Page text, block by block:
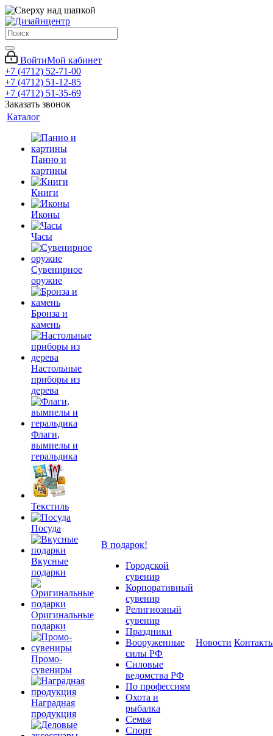
ВойтиМой кабинет
+7 (4712) 52-71-00
+7 (4712) 51-12-85
+7 (4712) 51-35-69
Заказать звонок
Каталог
Панно и
картины
Книги
Иконы
Часы
Сувенирное
оружие
Бронза и
камень
Настольные
приборы из
дерева
Флаги,
вымпелы и
геральдика
Текстиль
Посуда
Вкусные
подарки
Оригинальные
подарки
Промо-
сувениры
Наградная
продукция
В подарок!
Городской
сувенир
Корпоративный
сувенир
Религиозный
сувенир
Праздники
Вооруженные
силы РФ
Силовые
ведомства РФ
По профессиям
Охота и
рыбалка
Семья
Спорт
Новости